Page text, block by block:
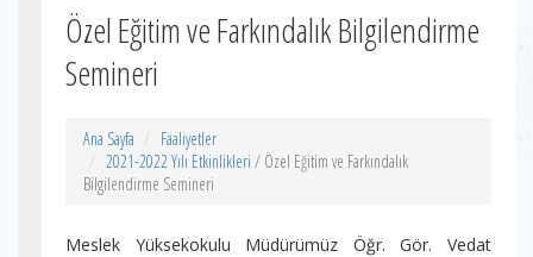
Özel Eğitim ve Farkındalık Bilgilendirme
Semineri
Ana Sayfa
Faaliyetler
2021-2022 Yılı Etkinlikleri / Özel Eğitim ve Farkındalık
Bilgilendirme Semineri
Meslek Yüksekokulu Müdürümüz Öğr. Gör. Vedat